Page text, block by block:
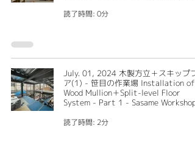
読了時間: 0分
July. 01, 2024 木製方立＋スキップフ
ア(1) - 笹目の作業場 Installation of
Wood Mullion＋Split-level Floor
System - Part 1 - Sasame Workshop
読了時間: 2分